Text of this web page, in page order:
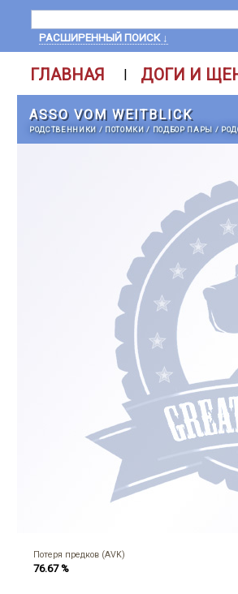
РАСШИРЕННЫЙ ПОИСК ↓
ГЛАВНАЯ | ДОГИ И
ASSO VOM WEITBLICK
РОДСТВЕННИКИ / ПОТОМКИ/ ПОДБОР ПАРЫ /
Потеря предков (AVK)
76.67 %